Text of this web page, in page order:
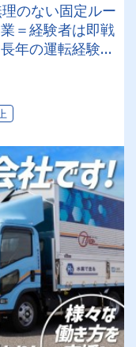
のない固定ルー
＝経験者は即戦
年の運転経験を